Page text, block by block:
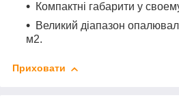
Компактні габарити у
Великий діапазон
м2.
Приховати